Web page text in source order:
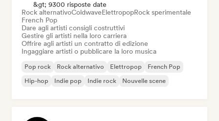
&gt; 9300 risposte date
Rock alternativoColdwaveElettropopRock sperimentale
French Pop
Dare agli artisti consigli costruttivi
Gestire gli artisti nella loro carriera
Offrire agli artisti un contratto di edizione
Ingaggiare artisti o pubblicare la loro musica
Pop rock Rock alternativo Elettropop
French Pop
Hip-hop
Indie pop Indie rock Nouvelle scene